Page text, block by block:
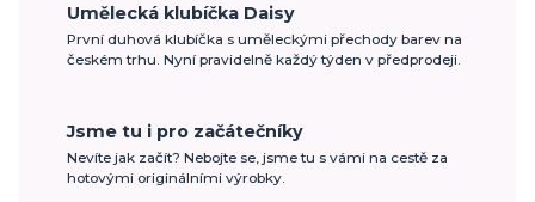
Umělecká klubíčka Daisy
První duhová klubíčka s uměleckými přechody barev na
českém trhu. Nyní pravidelně každý týden v předprodeji.
Jsme tu i pro začátečníky
Nevíte jak začít? Nebojte se, jsme tu s vámi na cestě za
hotovými originálními výrobky.